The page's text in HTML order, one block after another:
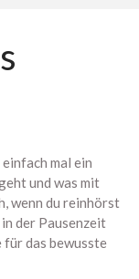
mal ein
und was mit
wenn du reinhörst
der Pausenzeit
für das bewusste